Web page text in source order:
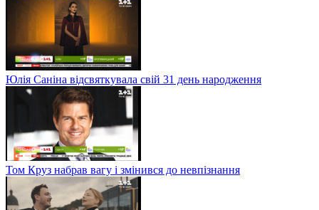
Юлія Саніна відсвяткувала свій 31 день народження
Том Круз набрав вагу і змінився до невпізнання